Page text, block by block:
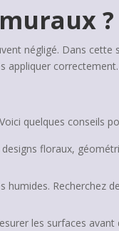
?
négligé. Dans cette
appliquer correctement.
quelques conseils
floraux,
Recherchez
les surfaces